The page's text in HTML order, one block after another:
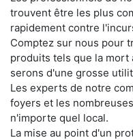
trouvent être les plus
rapidement contre
Comptez sur nous pour
produits tels que la mort
serons d'une grosse
Les experts de notre
foyers et les
n'importe quel local.
La mise au point d'un